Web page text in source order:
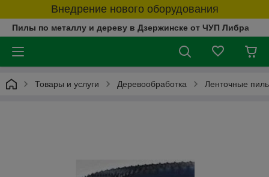
Внедрение нового оборудования
Пилы по металлу и дереву в Дзержинске от ЧУП Либра
Товары и услуги Деревообработка Ленточные